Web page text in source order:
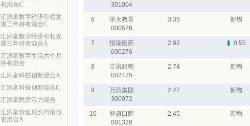
有混合C
汇添富数字经济引领发
展三年持有混合C
汇添富数字经济引领发
展三年持有混合A
汇添富数字生活六个月
持有混合
汇添富科技创新混合A
汇添富科技创新混合C
汇添富民营活力混合
汇添富价值成长均衡投
资混合A
301004
6
学大教育
000526
3.35 新增
7
恒瑞医药
600276
2.92 0.55
8
立讯精密
002475
2.74 新增
9
万辰集团
300972
2.47 新增
10
登康口腔
001328
2.45 新增